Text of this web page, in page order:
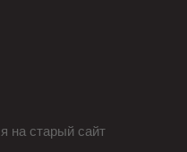
на старый сайт